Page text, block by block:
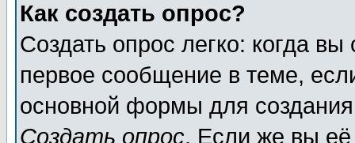
Как создать опрос?
Создать опрос легко: когда
первое сообщение в теме,
основной формы для
Создать опрос. Если же вы её